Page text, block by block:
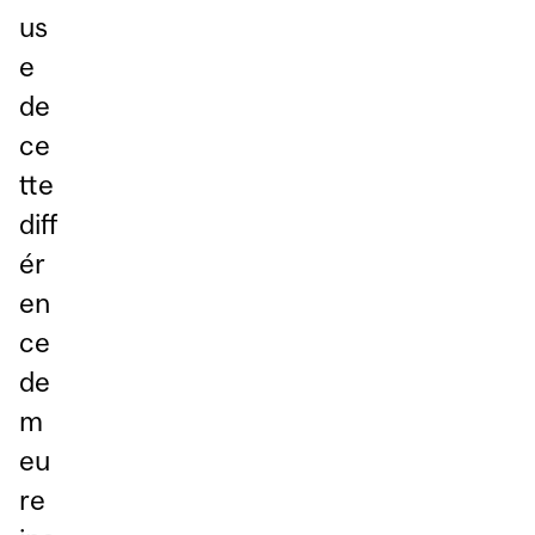
us
e
de
ce
tte
diff
ér
en
ce
de
m
eu
re